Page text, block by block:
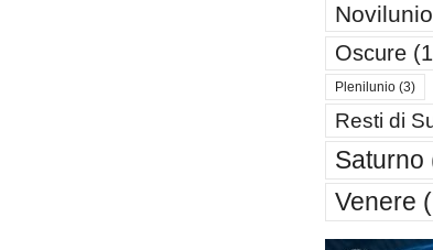
Novilunio
Oscure
Plenilunio(3)
Resti di
Saturno
Venere